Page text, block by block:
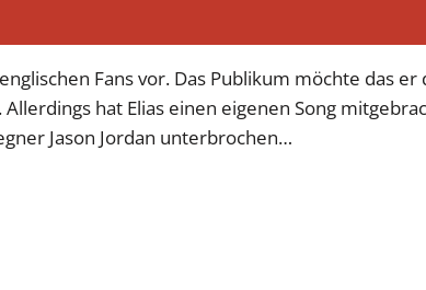
Fans vor. Das Publikum möchte das er
Allerdings hat Elias einen eigenen Song
Jason Jordan unterbrochen…